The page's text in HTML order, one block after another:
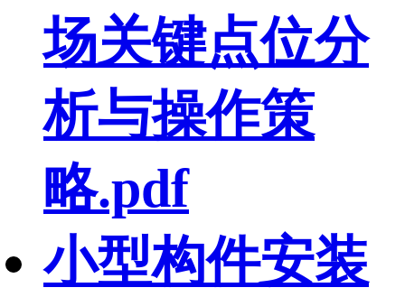
场关键点位分
析与操作策
略.pdf
小型构件安装